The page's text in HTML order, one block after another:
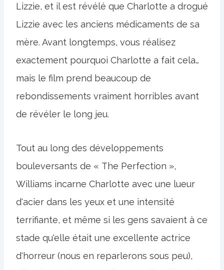
Lizzie, et il est révélé que Charlotte a drogué
Lizzie avec les anciens médicaments de sa
mère. Avant longtemps, vous réalisez
exactement pourquoi Charlotte a fait cela…
mais le film prend beaucoup de
rebondissements vraiment horribles avant
de révéler le long jeu.
Tout au long des développements
bouleversants de « The Perfection »,
Williams incarne Charlotte avec une lueur
d'acier dans les yeux et une intensité
terrifiante, et même si les gens savaient à ce
stade qu'elle était une excellente actrice
d'horreur (nous en reparlerons sous peu),